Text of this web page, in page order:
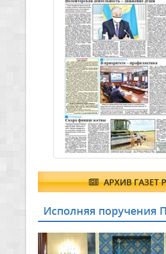
АРХИВ ГАЗЕТ
Исполняя поручения